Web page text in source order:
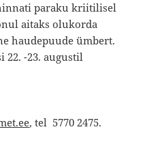
paraku kriitilisel
aitaks olukorda
haudepuude ümbert.
22. -23. augustil
, tel 5770 2475.